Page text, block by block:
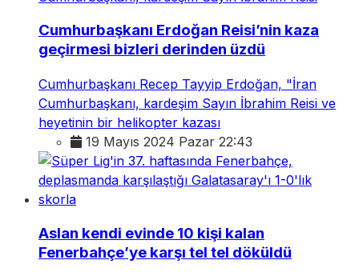
Cumhurbaşkanı Erdoğan Reisi’nin kaza
geçirmesi bizleri derinden üzdü
Cumhurbaşkanı Recep Tayyip Erdoğan, "İran
Cumhurbaşkanı, kardeşim Sayın İbrahim Reisi ve
heyetinin bir helikopter kazası
19 Mayıs 2024 Pazar 22:43
Aslan kendi evinde 10 kişi kalan
Fenerbahçe’ye karşı tel tel döküldü